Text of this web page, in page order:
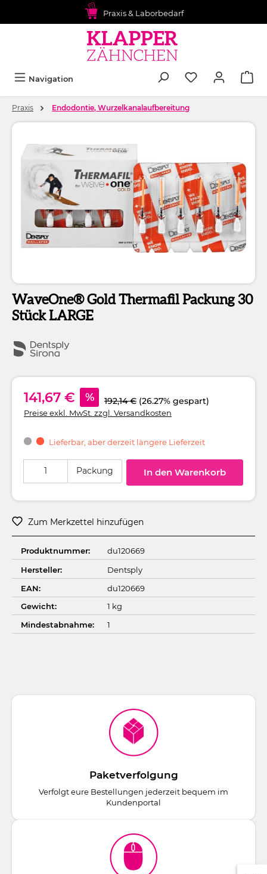
Praxis & Laborbedarf
Navigation
Praxis Endodontie, Wurzelkanalaufbereitung
WaveOne® Gold Thermafil Packung 30
Stück LARGE
141,67 € % 192,14 € (26.27% gespart)
Preise exkl. MwSt. zzgl. Versandkosten
Lieferbar, aber derzeit längere Lieferzeit
Packung In den Warenkorb
Zum Merkzettel hinzufügen
Produktnummer:
du120669
Hersteller:
Dentsply
EAN:
du120669
Gewicht:
1 kg
Mindestabnahme:
1
Paketverfolgung
Verfolgt eure Bestellungen jederzeit bequem im
Kundenportal